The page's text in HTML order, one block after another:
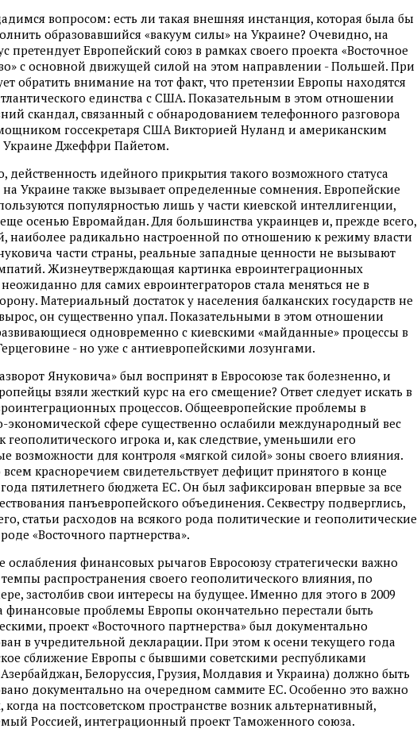
вопросом: есть ли такая внешняя инстанция, которая была бы
образовавшийся «вакуум силы» на Украине? Очевидно, на
претендует Европейский союз в рамках своего проекта «Восточное
с основной движущей силой на этом направлении - Польшей. При
обратить внимание на тот факт, что претензии Европы находятся
единства с США. Показательным в этом отношении
скандал, связанный с обнародованием телефонного разговора
госсекретаря США Викторией Нуланд и американским
Джеффри Пайетом.
действенность идейного прикрытия такого возможного статуса
на Украине также вызывает определенные сомнения. Европейские
популярностью лишь у части киевской интеллигенции,
осенью Евромайдан. Для большинства украинцев и, прежде всего,
наиболее радикально настроенной по отношению к режиму власти
части страны, реальные западные ценности не вызывают
Жизнеутверждающая картинка евроинтеграционных
для самих евроинтеграторов стала меняться не в
Материальный достаток у населения балканских государств не
он существенно упал. Показательными в этом отношении
одновременно с киевскими «майданные» процессы в
- но уже с антиевропейскими лозунгами.
Януковича» был воспринят в Евросоюзе так болезненно, и
взяли жесткий курс на его смещение? Ответ следует искать в
процессов. Общеевропейские проблемы в
экономической сфере существенно ослабили международный вес
геополитического игрока и, как следствие, уменьшили его
возможности для контроля «мягкой силой» зоны своего влияния.
красноречием свидетельствует дефицит принятого в конце
пятилетнего бюджета ЕС. Он был зафиксирован впервые за все
панъевропейского объединения. Секвестру подверглись,
статьи расходов на всякого рода политические и геополитические
«Восточного партнерства».
ослабления финансовых рычагов Евросоюзу стратегически важно
распространения своего геополитического влияния, по
застолбив свои интересы на будущее. Именно для этого в 2009
финансовые проблемы Европы окончательно перестали быть
проект «Восточного партнерства» был документально
в учредительной декларации. При этом к осени текущего года
сближение Европы с бывшими советскими республиками
Белоруссия, Грузия, Молдавия и Украина) должно быть
документально на очередном саммите ЕС. Особенно это важно
когда на постсоветском пространстве возник альтернативный,
Россией, интеграционный проект Таможенного союза.